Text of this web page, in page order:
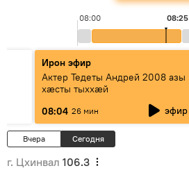
08:00 08:25
Ирон эфир
Актер Тедеты Андрей 2008 азы
хæсты тыххæй
08:04 26 мин эфир
Вчера Сегодня
г. Цхинвал 106.3